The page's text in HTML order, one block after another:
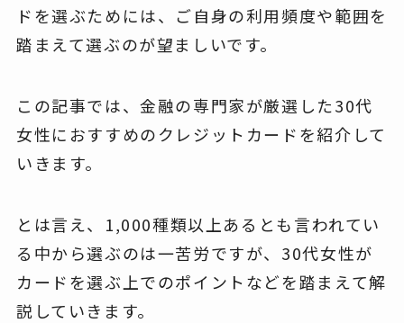
ドを選ぶためには、ご自身の利用頻度や範囲を
踏まえて選ぶのが望ましいです。
この記事では、金融の専門家が厳選した30代
女性におすすめのクレジットカードを紹介して
いきます。
とは言え、1,000種類以上あるとも言われてい
る中から選ぶのは一苦労ですが、30代女性が
カードを選ぶ上でのポイントなどを踏まえて解
説していきます。